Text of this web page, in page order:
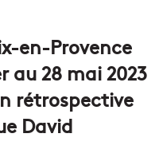
en-Provence
au 28 mai 2023
rétrospective
David